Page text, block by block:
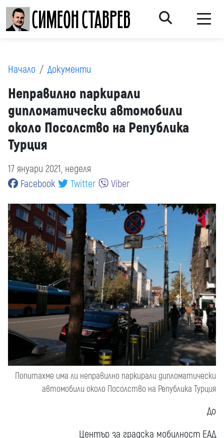
Начало Документи
Неправилно паркирали
дипломатически автомобили
около Посолство на Република
Турция
17 януари 2021, неделя
Facebook
Twitter Viber
Попитахме има ли неправилно паркирали дипломатически
автомобили около Посолство на Република Турция
До
Център за градска мобилност ЕАД